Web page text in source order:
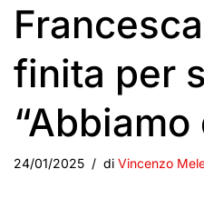
finita per
24/01/2025 di Vincenzo